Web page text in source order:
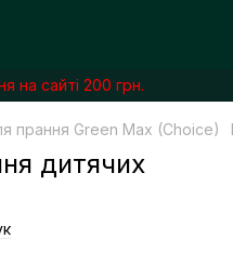
на сайті 200 грн.
прання Green Max (Choice)
дитячих